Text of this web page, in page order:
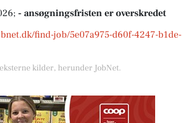
- ansøgningsfristen er overskredet
find-job/5e07a975-d60f-4247-b1de-
kilder, herunder JobNet.